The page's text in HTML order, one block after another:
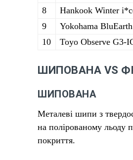
8
Hankook Winter
9
Yokohama
10
Toyo Observe G3-
ШИПОВАНА VS
ШИПОВАНА
Металеві шипи з
на полірованому льоду
покриття.